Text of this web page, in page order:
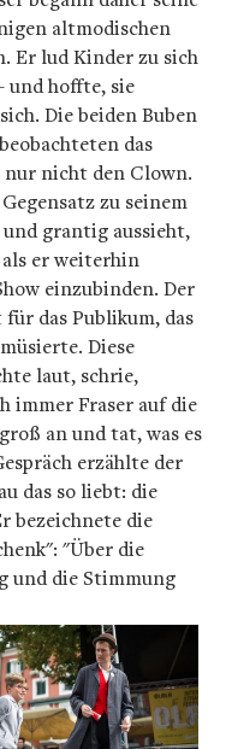
altmodischen
Er lud Kinder zu sich
und hoffte, sie
Die beiden Buben
das
nicht den Clown.
zu seinem
grantig aussieht,
er weiterhin
einzubinden. Der
das Publikum, das
Diese
laut, schrie,
immer Fraser auf die
an und tat, was es
erzählte der
das so liebt: die
bezeichnete die
"Über die
und die Stimmung